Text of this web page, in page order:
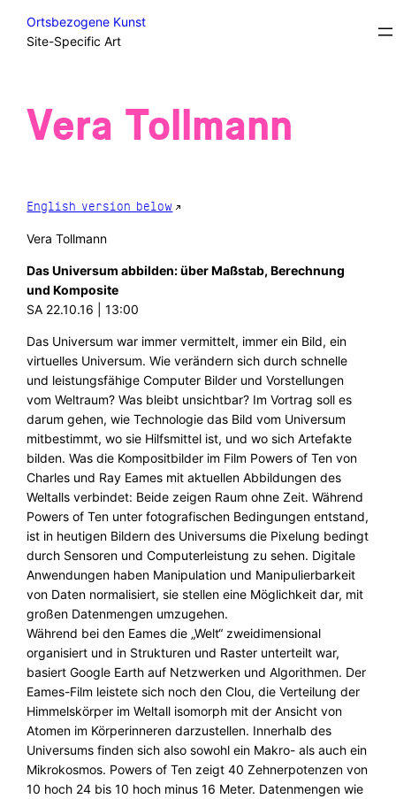
SkipRound Table
Vera Tollmann
English version below
Vera Tollmann
Das Universum abbilden: über Maßstab, Berechnung
und Komposite
SA 22.10.16 | 13:00
Das Universum war immer vermittelt, immer ein Bild, ein
virtuelles Universum. Wie verändern sich durch schnelle
und leistungsfähige Computer Bilder und Vorstellungen
vom Weltraum? Was bleibt unsichtbar? Im Vortrag soll es
darum gehen, wie Technologie das Bild vom Universum
mitbestimmt, wo sie Hilfsmittel ist, und wo sich Artefakte
bilden. Was die Kompositbilder im Film Powers of Ten von
Charles und Ray Eames mit aktuellen Abbildungen des
Weltalls verbindet: Beide zeigen Raum ohne Zeit. Während
Powers of Ten unter fotografischen Bedingungen entstand,
ist in heutigen Bildern des Universums die Pixelung bedingt
durch Sensoren und Computerleistung zu sehen. Digitale
Anwendungen haben Manipulation und Manipulierbarkeit
von Daten normalisiert, sie stellen eine Möglichkeit dar, mit
großen Datenmengen umzugehen.
Während bei den Eames die „Welt“ zweidimensional
organisiert und in Strukturen und Raster unterteilt war,
basiert Google Earth auf Netzwerken und Algorithmen. Der
Eames-Film leistete sich noch den Clou, die Verteilung der
Himmelskörper im Weltall isomorph mit der Ansicht von
Atomen im Körperinneren darzustellen. Innerhalb des
Universums finden sich also sowohl ein Makro- als auch ein
Mikrokosmos. Powers of Ten zeigt 40 Zehnerpotenzen von
10 hoch 24 bis 10 hoch minus 16 Meter. Datenmengen wie
Ortsbezogene Kunst
Site-Specific Art